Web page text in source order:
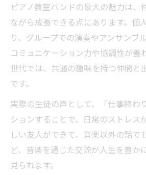
流
バンド活動に強いピアノ
グループ学習だからこそ
ド体験
ピアノ教室バンドで築く新
費用も安心できるピアノ教室
月謝が安心なピアノ教室
ピアノ教室の費用相場とバ
ピアノ教室バンドの最大の魅力は、
ながら成長できる点にあります。個
り、グループでの演奏やアンサンブ
コミュニケーション力や協調性が養
世代では、共通の趣味を持つ仲間と
です。
実際の生徒の声として、「仕事終わ
ションすることで、日常のストレス
しい友人ができて、音楽以外の話で
ど、音楽を通じた交流が人生を豊か
見られます。